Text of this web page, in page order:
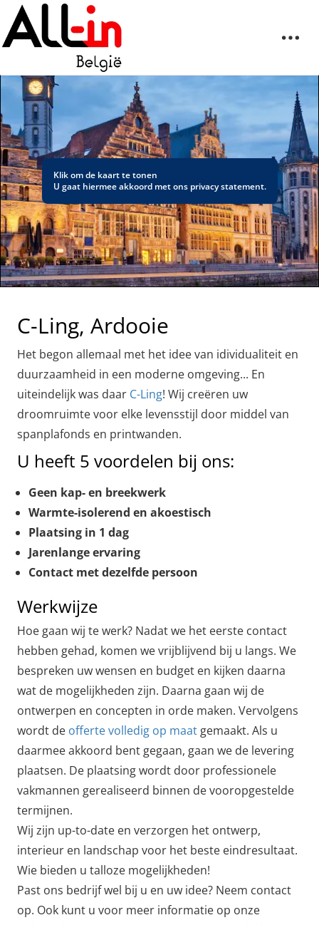
Klik om de kaart te tonen
U gaat hiermee akkoord met ons privacy statement.
C-Ling, Ardooie
Het begon allemaal met het idee van idividualiteit en
duurzaamheid in een moderne omgeving... En
uiteindelijk was daar C-Ling! Wij creëren uw
droomruimte voor elke levensstijl door middel van
spanplafonds en printwanden.
U heeft 5 voordelen bij ons:
Geen kap- en breekwerk
Warmte-isolerend en akoestisch
Plaatsing in 1 dag
Jarenlange ervaring
Contact met dezelfde persoon
Werkwijze
Hoe gaan wij te werk? Nadat we het eerste contact
hebben gehad, komen we vrijblijvend bij u langs. We
bespreken uw wensen en budget en kijken daarna
wat de mogelijkheden zijn. Daarna gaan wij de
ontwerpen en concepten in orde maken. Vervolgens
wordt de offerte volledig op maat gemaakt. Als u
daarmee akkoord bent gegaan, gaan we de levering
plaatsen. De plaatsing wordt door professionele
vakmannen gerealiseerd binnen de vooropgestelde
termijnen.
Wij zijn up-to-date en verzorgen het ontwerp,
interieur en landschap voor het beste eindresultaat.
Wie bieden u talloze mogelijkheden!
Past ons bedrijf wel bij u en uw idee? Neem contact
op. Ook kunt u voor meer informatie op onze